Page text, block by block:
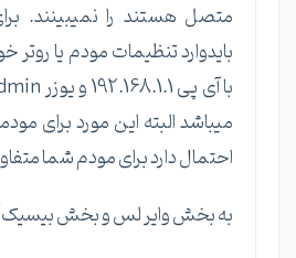
متصل هستند را نمیبینند.
بایدوارد تنظیمات مودم یا
احتمال دارد برای مودم شما
به بخش وایر لس و بخش بیسیک